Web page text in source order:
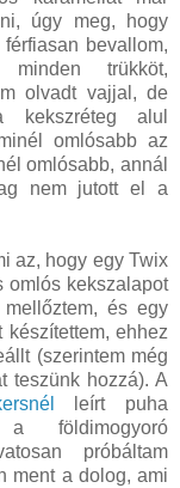
úgy meg, hogy
bevallom,
trükköt,
olvadt vajjal, de
kekszréteg alul
omlósabb az
omlósabb, annál
nem jutott el a
az, hogy egy Twix
omlós kekszalapot
és egy
ehhez
(szerintem még
teszünk hozzá). A
leírt puha
a földimogyoró
próbáltam
ment a dolog, ami